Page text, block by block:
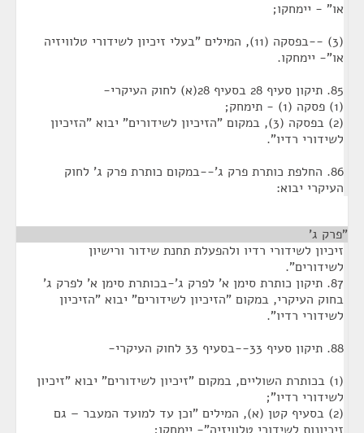
או" - יימחקו;
(3) --בפסקה (11), המילים "בעלי זיכיון לשידורי טלוויזיה
או"- יימחקו.
85. תיקון סעיף 28 בסעיף 28(א) לחוק העיקרי-
(1) פסקה (1) - תימחק;
(2) בפסקה (3), במקום "הזיכיון לשידורים" יבוא "הזיכיון
לשידורי רדיו".
86. החלפת כותרת פרק ג'--במקום כותרת פרק ג' לחוק
העיקרי יבוא:
"פרק ג'
זיכיון לשידורי רדיו ולהפעלת תחנת שידור ורישיון
לשידורים".
87. תיקון כותרת סימן א' לפרק ג'-בכותרת סימן א' לפרק ג'
בחוק העיקרי, במקום "הזיכיון לשידורים" יבוא "הזיכיון
לשידורי רדיו".
88. תיקון סעיף 33--בסעיף 33 לחוק העיקרי-
(1) בכותרת השוליים, במקום "זיכיון לשידורים" יבוא "זיכיון
לשידורי רדיו";
(2) בסעיף קטן (א), המילים "וכן עד למועד המעבר – גם